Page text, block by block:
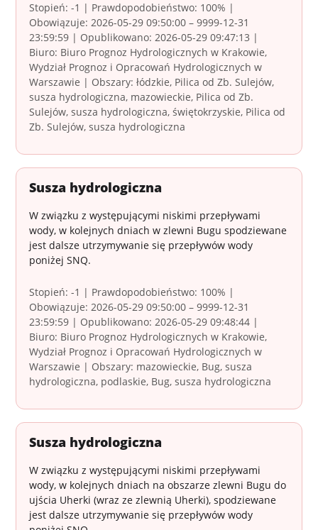
Stopień: -1 | Prawdopodobieństwo: 100% |
Obowiązuje: 2026-05-29 09:50:00 – 9999-12-31
23:59:59 | Opublikowano: 2026-05-29 09:47:13 |
Biuro: Biuro Prognoz Hydrologicznych w Krakowie,
Wydział Prognoz i Opracowań Hydrologicznych w
Warszawie | Obszary: łódzkie, Pilica od Zb. Sulejów,
susza hydrologiczna, mazowieckie, Pilica od Zb.
Sulejów, susza hydrologiczna, świętokrzyskie, Pilica od
Zb. Sulejów, susza hydrologiczna
Susza hydrologiczna
W związku z występującymi niskimi przepływami
wody, w kolejnych dniach w zlewni Bugu spodziewane
jest dalsze utrzymywanie się przepływów wody
poniżej SNQ.
Stopień: -1 | Prawdopodobieństwo: 100% |
Obowiązuje: 2026-05-29 09:50:00 – 9999-12-31
23:59:59 | Opublikowano: 2026-05-29 09:48:44 |
Biuro: Biuro Prognoz Hydrologicznych w Krakowie,
Wydział Prognoz i Opracowań Hydrologicznych w
Warszawie | Obszary: mazowieckie, Bug, susza
hydrologiczna, podlaskie, Bug, susza hydrologiczna
Susza hydrologiczna
W związku z występującymi niskimi przepływami
wody, w kolejnych dniach na obszarze zlewni Bugu do
ujścia Uherki (wraz ze zlewnią Uherki), spodziewane
jest dalsze utrzymywanie się przepływów wody